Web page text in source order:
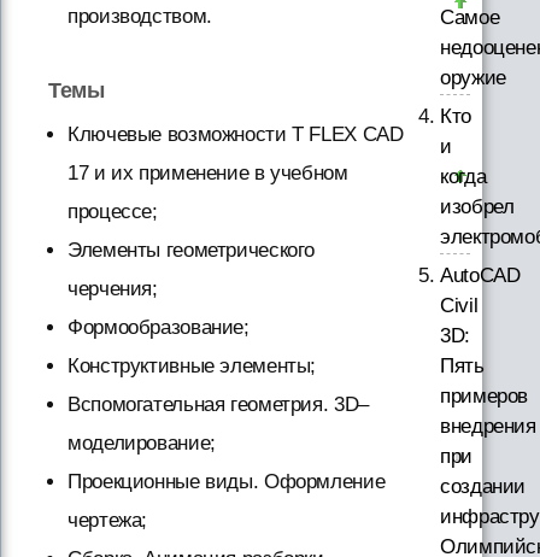
производством.
Темы
Ключевые возможности T FLEX CAD
17 и их применение в учебном
процессе;
Элементы геометрического
черчения;
Формообразование;
Конструктивные элементы;
Вспомогательная геометрия. 3D–
моделирование;
Проекционные виды. Оформление
чертежа;
Самое
оружие
Кто
и
когда
изобрел
AutoCAD
Civil
3D:
Пять
примеров
внедрения
при
создании